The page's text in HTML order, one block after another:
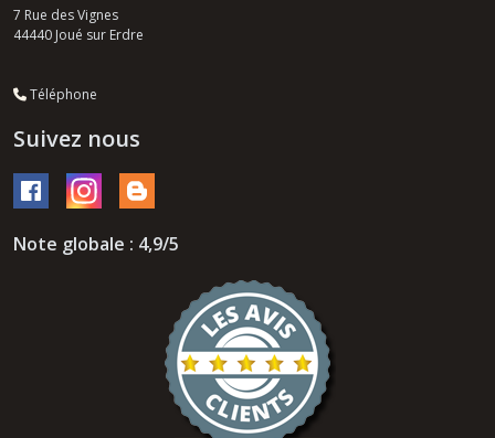
7 Rue des Vignes
44440 Joué sur Erdre
Téléphone
Suivez nous
Note globale : 4,9/5